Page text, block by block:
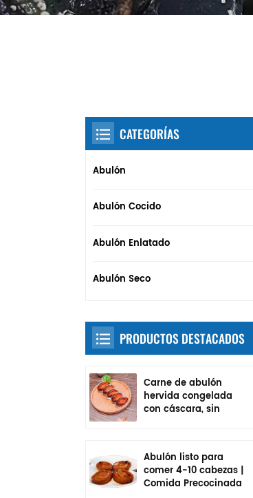
CATEGORÍAS
Abulón
Abulón Cocido
Abulón Enlatado
Abulón Seco
PRODUCTOS DESTACADOS
Carne de abulón
hervida congelada
con cáscara, sin
Abulón listo para
comer 4-10 cabezas |
Comida Precocinada